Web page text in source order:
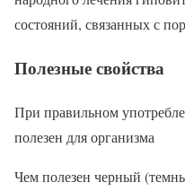
состояний, связанных с
Полезные свойства
При правильном
полезен для организма
Чем полезен черный